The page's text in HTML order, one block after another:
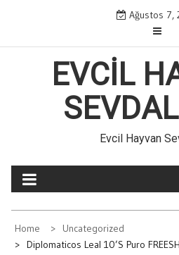
content
Ağustos 7,
EVCIL
Evcil Hayvan
Home
Uncategorized
Diplomaticos Leal 10’s Puro